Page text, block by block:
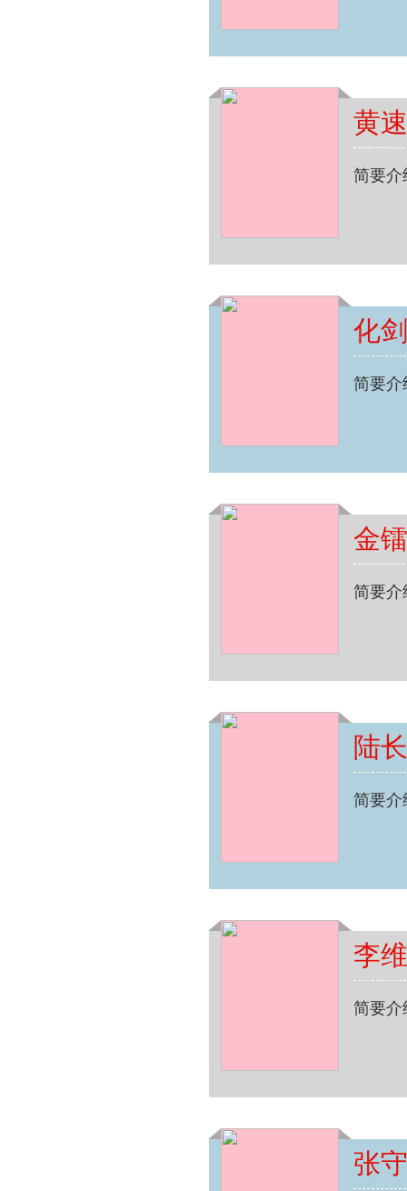
黄
简要介
化
简要介
金
简要介
陆
简要介
李
简要介
张